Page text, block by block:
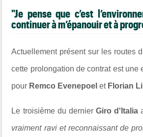
"Je pense que c’est
continuer à m’épanouir et à
Actuellement présent sur les routes
cette prolongation de contrat est une
pour Remco Evenepoel et Florian
Le troisième du dernier Giro d'Italia
vraiment ravi et reconnaissant de